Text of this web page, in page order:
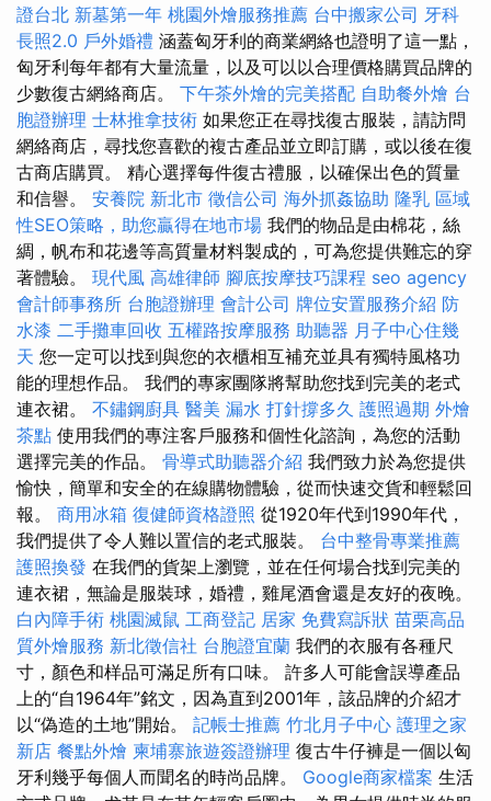
證台北 新墓第一年 桃園外燴服務推薦 台中搬家公司 牙科
長照2.0 戶外婚禮 涵蓋匈牙利的商業網絡也證明了這一點，
匈牙利每年都有大量流量，以及可以以合理價格購買品牌的
少數復古網絡商店。 下午茶外燴的完美搭配 自助餐外燴 台
胞證辦理 士林推拿技術 如果您正在尋找復古服裝，請訪問
網絡商店，尋找您喜歡的複古產品並立即訂購，或以後在復
古商店購買。 精心選擇每件復古禮服，以確保出色的質量
和信譽。 安養院 新北市 徵信公司 海外抓姦協助 隆乳 區域
性SEO策略，助您贏得在地市場 我們的物品是由棉花，絲
綢，帆布和花邊等高質量材料製成的，可為您提供難忘的穿
著體驗。 現代風 高雄律師 腳底按摩技巧課程 seo agency
會計師事務所 台胞證辦理 會計公司 牌位安置服務介紹 防
水漆 二手攤車回收 五權路按摩服務 助聽器 月子中心住幾
天 您一定可以找到與您的衣櫃相互補充並具有獨特風格功
能的理想作品。 我們的專家團隊將幫助您找到完美的老式
連衣裙。 不鏽鋼廚具 醫美 漏水 打針撐多久 護照過期 外燴
茶點 使用我們的專注客戶服務和個性化諮詢，為您的活動
選擇完美的作品。 骨導式助聽器介紹 我們致力於為您提供
愉快，簡單和安全的在線購物體驗，從而快速交貨和輕鬆回
報。 商用冰箱 復健師資格證照 從1920年代到1990年代，
我們提供了令人難以置信的老式服裝。 台中整骨專業推薦
護照換發 在我們的貨架上瀏覽，並在任何場合找到完美的
連衣裙，無論是服裝球，婚禮，雞尾酒會還是友好的夜晚。
白內障手術 桃園滅鼠 工商登記 居家 免費寫訴狀 苗栗高品
質外燴服務 新北徵信社 台胞證宜蘭 我們的衣服有各種尺
寸，顏色和样品可滿足所有口味。 許多人可能會誤導產品
上的“自1964年”銘文，因為直到2001年，該品牌的介紹才
以“偽造的土地”開始。 記帳士推薦 竹北月子中心 護理之家
新店 餐點外燴 柬埔寨旅遊簽證辦理 復古牛仔褲是一個以匈
牙利幾乎每個人而聞名的時尚品牌。 Google商家檔案 生活